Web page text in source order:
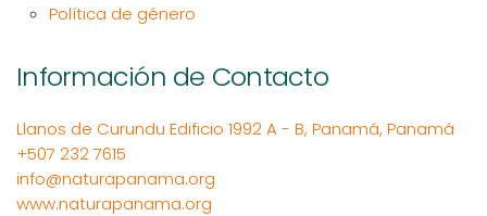
Política de género
Información de Contacto
Llanos de Curundu Edificio 1992 A - B, Panamá, Panamá
+507 232 7615
info@naturapanama.org
www.naturapanama.org